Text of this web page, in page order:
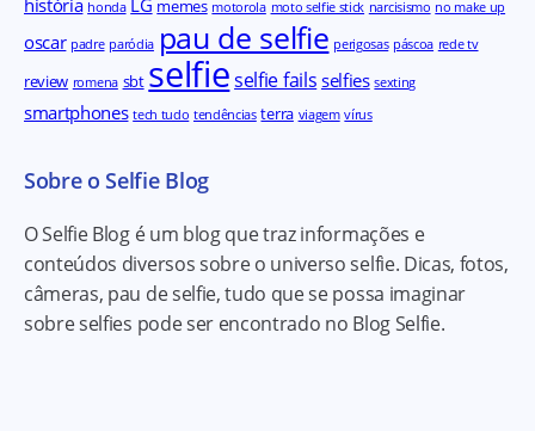
história honda LG memes motorola moto selfie stick narcisismo no make up
oscar padre paródia pau de selfie perigosas páscoa rede tv
review romena sbt selfieselfie fails selfies sexting
smartphones tech tudo tendências terra viagem vírus
Sobre o Selfie Blog
O Selfie Blog é um blog que traz informações e
conteúdos diversos sobre o universo selfie. Dicas, fotos,
câmeras, pau de selfie, tudo que se possa imaginar
sobre selfies pode ser encontrado no Blog Selfie.